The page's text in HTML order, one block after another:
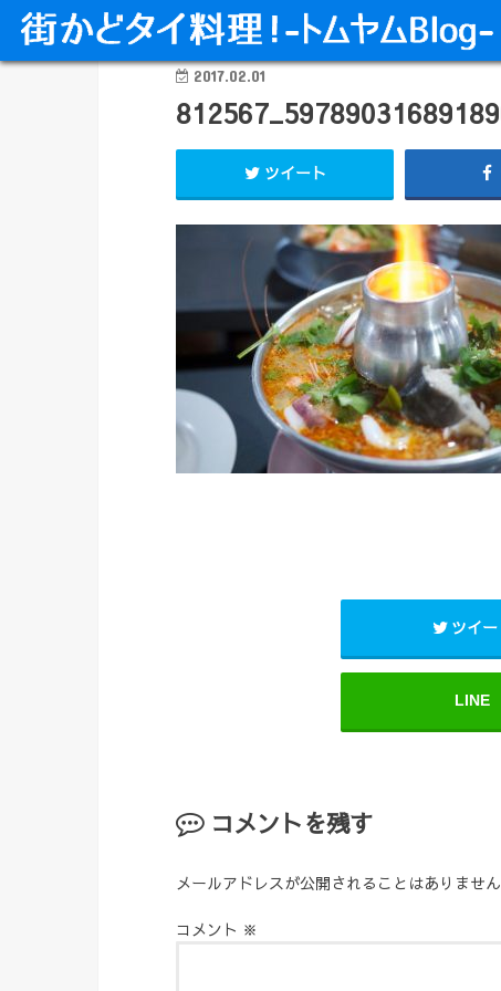
2017.02.01
ツイート
ツイー
LINE
コメントを残す
メールアドレスが公開されることはありません
コメント ※